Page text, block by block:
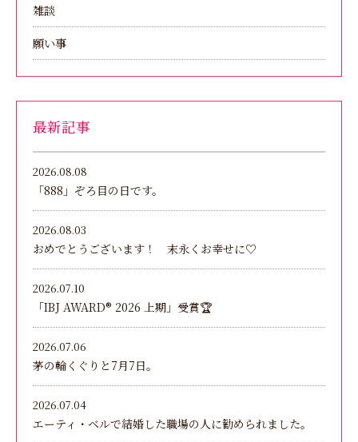
雑談
願い事
最新記事
2026.08.08
「888」ぞろ目の日です。
2026.08.03
おめでとうございます！ 末永くお幸せに♡
2026.07.10
「IBJ AWARD®︎ 2026 上期」受賞🏆
2026.07.06
茅の輪くぐりと7月7日。
2026.07.04
エーティ・ベルで結婚した職場の人に勧められました。